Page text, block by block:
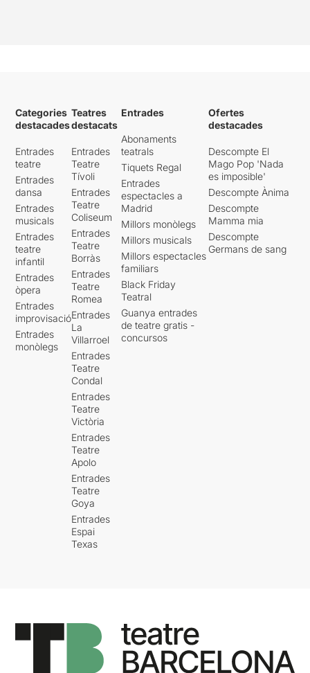
Categories
destacades
Entrades
teatre
Entrades
dansa
Entrades
musicals
Entrades
teatre
infantil
Entrades
òpera
Entrades
improvisació
Entrades
monòlegs
Teatres
destacats
Entrades
Teatre
Tívoli
Entrades
Teatre
Coliseum
Entrades
Teatre
Borràs
Entrades
Teatre
Romea
Entrades
La
Villarroel
Entrades
Teatre
Condal
Entrades
Teatre
Victòria
Entrades
Teatre
Apolo
Entrades
Teatre
Goya
Entrades
Espai
Texas
Entrades
Abonaments
teatrals
Tiquets Regal
Entrades
espectacles a
Madrid
Millors monòlegs
Millors musicals
Millors espectacles
familiars
Black Friday
Teatral
Guanya entrades
de teatre gratis -
concursos
Ofertes
destacades
Descompte El
Mago Pop 'Nada
es imposible'
Descompte Ànima
Descompte
Mamma mia
Descompte
Germans de sang